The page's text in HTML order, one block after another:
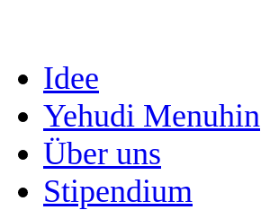
Idee
Yehudi Menuhin
Über uns
Stipendium